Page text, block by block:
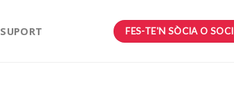
SUPORT FES-TE'N SÒCIA O SOCI